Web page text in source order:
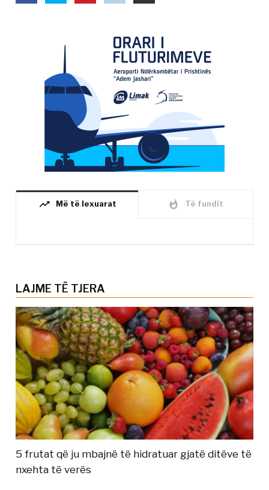
trending_up Më të lexuarat whatshot Të fundit
LAJME TË TJERA
5 frutat që ju mbajnë të hidratuar gjatë ditëve të
nxehta të verës